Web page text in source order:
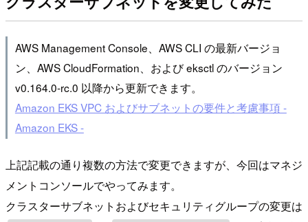
AWS Management Console、AWS CLI の最新バージョ
ン、AWS CloudFormation、および eksctl のバージョン
v0.164.0-rc.0 以降から更新できます。
Amazon EKS VPC およびサブネットの要件と考慮事項 -
Amazon EKS -
上記記載の通り複数の方法で変更できますが、今回はマネジ
メントコンソールでやってみます。
クラスターサブネットおよびセキュリティグループの変更は